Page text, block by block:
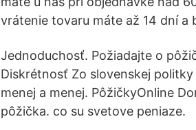
vrátenie tovaru máte až 14 dní a
Jednoduchosť. Požiadajte o
Diskrétnosť Zo slovenskej
menej a menej. PôžičkyOnline
pôžička. co su svetove peniaze.